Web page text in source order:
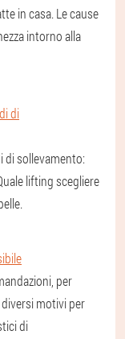
in casa. Le cause
intorno alla
di
di sollevamento:
lifting scegliere
per
motivi per
di